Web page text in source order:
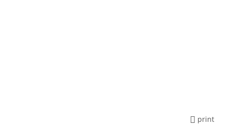
print